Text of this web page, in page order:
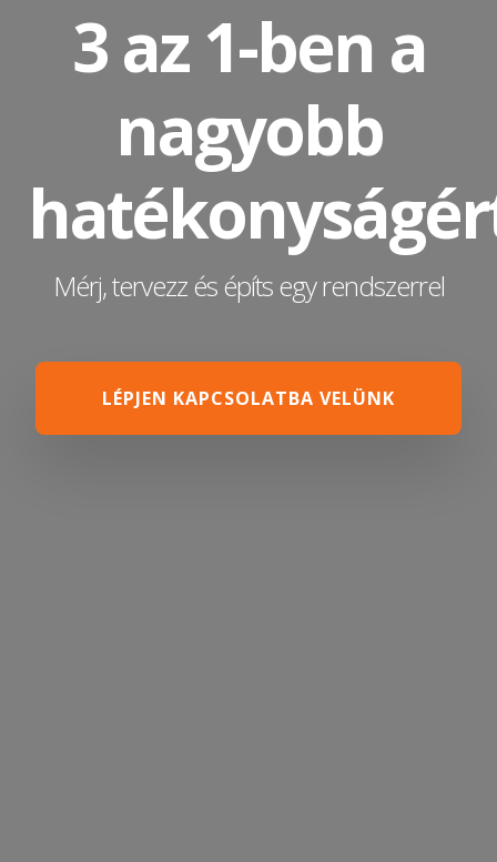
3 az 1-ben a
nagyobb
Mérj, tervezz és építs egy rendszerrel
LÉPJEN KAPCSOLATBA VELÜNK